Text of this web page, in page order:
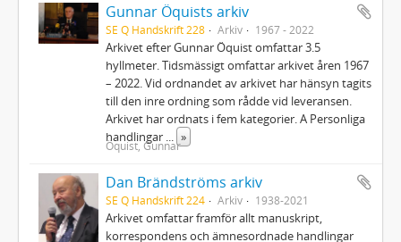
Gunnar Öquists arkiv
SE Q Handskrift 228 Arkiv 1967 - 2022
Arkivet efter Gunnar Öquist omfattar 3.5
hyllmeter. Tidsmässigt omfattar arkivet åren 1967
– 2022. Vid ordnandet av arkivet har hänsyn tagits
till den inre ordning som rådde vid leveransen.
Arkivet har ordnats i fem kategorier. A Personliga
handlingar
»
Öquist, Gunnar
Dan Brändströms arkiv
SE Q Handskrift 224 Arkiv 1938-2021
Arkivet omfattar framför allt manuskript,
korrespondens och ämnesordnade handlingar